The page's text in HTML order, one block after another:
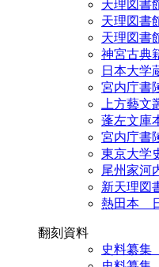
天理図書
天理図書
天理図書
神宮古典
日本大学
宮内庁書
上方藝文
蓬左文庫
宮内庁書
東京大学
尾州家河
新天理図
熱田本
翻刻資料
史料纂